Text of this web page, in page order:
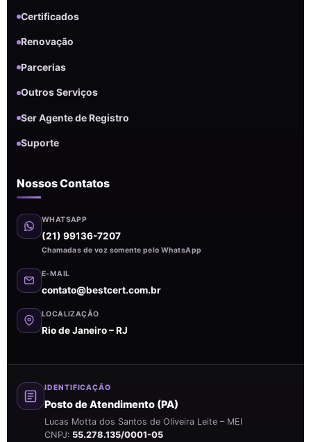
Certificados
Renovação
Parcerias
Outros Serviços
Ser Agente de Registro
Suporte
Nossos Contatos
WHATSAPP
(21) 99136-7207
Chamadas de voz somente pelo WhatsApp
E-MAIL
contato@bestcert.com.br
LOCALIZAÇÃO
Rio de Janeiro – RJ
IDENTIFICAÇÃO
Posto de Atendimento (PA)
Lucas Motta dos Santos de Oliveira Leite – MEI
CNPJ: 55.278.135/0001-05